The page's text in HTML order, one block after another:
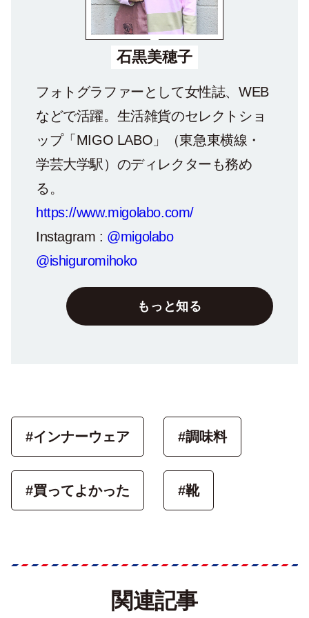
石黒美穂子
フォトグラファーとして女性誌、WEB
などで活躍。生活雑貨のセレクトショ
ップ「MIGO LABO」（東急東横線・
学芸大学駅）のディレクターも務め
る。
https://www.migolabo.com/
Instagram : @migolabo
@ishiguromihoko
もっと知る
#インナーウェア #調味料
#買ってよかった #靴
関連記事